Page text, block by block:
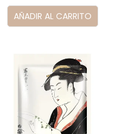
AÑADIR AL CARRITO